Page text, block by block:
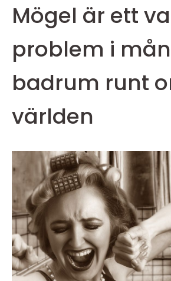
Mögel är ett
problem i
badrum runt
världen